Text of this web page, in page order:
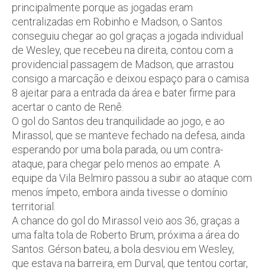
principalmente porque as jogadas eram
centralizadas em Robinho e Madson, o Santos
conseguiu chegar ao gol graças a jogada individual
de Wesley, que recebeu na direita, contou com a
providencial passagem de Madson, que arrastou
consigo a marcação e deixou espaço para o camisa
8 ajeitar para a entrada da área e bater firme para
acertar o canto de Renê.
O gol do Santos deu tranquilidade ao jogo, e ao
Mirassol, que se manteve fechado na defesa, ainda
esperando por uma bola parada, ou um contra-
ataque, para chegar pelo menos ao empate. A
equipe da Vila Belmiro passou a subir ao ataque com
menos ímpeto, embora ainda tivesse o domínio
territorial.
A chance do gol do Mirassol veio aos 36, graças a
uma falta tola de Roberto Brum, próxima a área do
Santos. Gérson bateu, a bola desviou em Wesley,
que estava na barreira, em Durval, que tentou cortar,